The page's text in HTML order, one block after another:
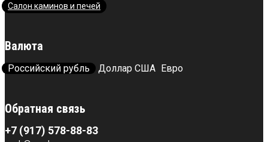
Салон каминов и печей
Валюта
Российский рубль Доллар США Евро
Обратная связь
+7 (917) 578-88-83